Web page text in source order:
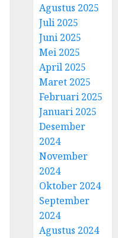
Agustus 2025
Juli 2025
Juni 2025
Mei 2025
April 2025
Maret 2025
Februari 2025
Januari 2025
Desember
2024
November
2024
Oktober 2024
September
2024
Agustus 2024